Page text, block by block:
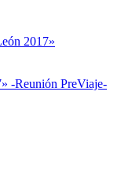
2017»
-Reunión PreViaje-